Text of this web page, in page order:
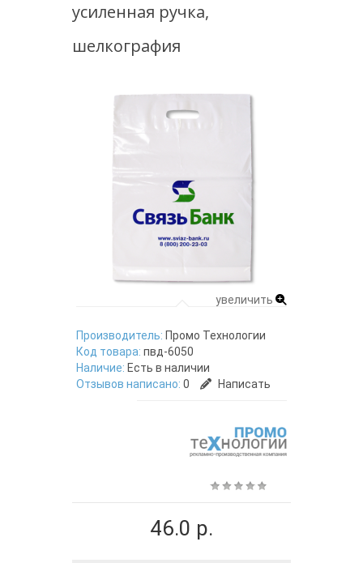
усиленная ручка,
шелкография
увеличить
Производитель: Промо Технологии
Код товара: пвд-6050
Наличие: Есть в наличии
Отзывов написано: 0 Написать
46.0 р.